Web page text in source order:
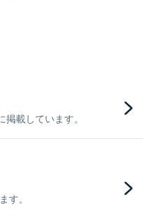
載しています。
す。